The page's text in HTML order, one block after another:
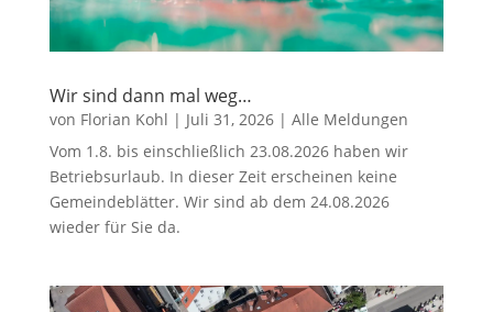
Wir sind dann mal weg…
von Florian Kohl | Juli 31, 2026| Alle Meldungen
Vom 1.8. bis einschließlich 23.08.2026 haben wir
Betriebsurlaub. In dieser Zeit erscheinen keine
Gemeindeblätter. Wir sind ab dem 24.08.2026
wieder für Sie da.